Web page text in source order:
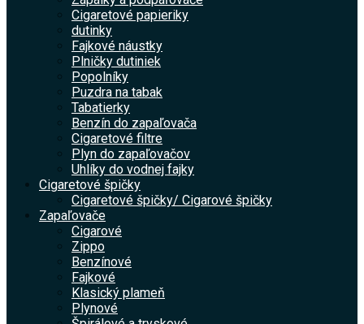
Cigaretové papieriky
dutinky
Fajkové náustky
Plničky dutiniek
Popolníky
Puzdra na tabak
Tabatierky
Benzín do zapaľovača
Cigaretové filtre
Plyn do zapaľovačov
Uhlíky do vodnej fajky
Cigaretové špičky
Cigaretové špičky/ Cigarové špičky
Zapaľovače
Cigarové
Zippo
Benzínové
Fajkové
Klasický plameň
Plynové